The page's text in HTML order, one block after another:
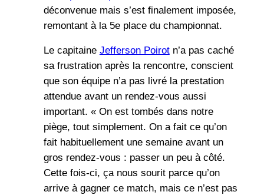
déconvenue mais s’est finalement imposée,
remontant à la 5e place du championnat.
Le capitaine Jefferson Poirotn’a pas caché
sa frustration après la rencontre, conscient
que son équipe n’a pas livré la prestation
attendue avant un rendez-vous aussi
important. « On est tombés dans notre
piège, tout simplement. On a fait ce qu’on
fait habituellement une semaine avant un
gros rendez-vous : passer un peu à côté.
Cette fois-ci, ça nous sourit parce qu’on
arrive à gagner ce match, mais ce n’est pas